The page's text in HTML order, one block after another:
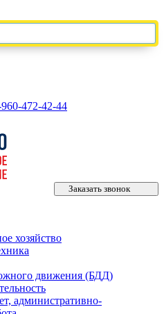
472-42-44
Заказать звонок
хозяйство
движения (БДД)
административно-